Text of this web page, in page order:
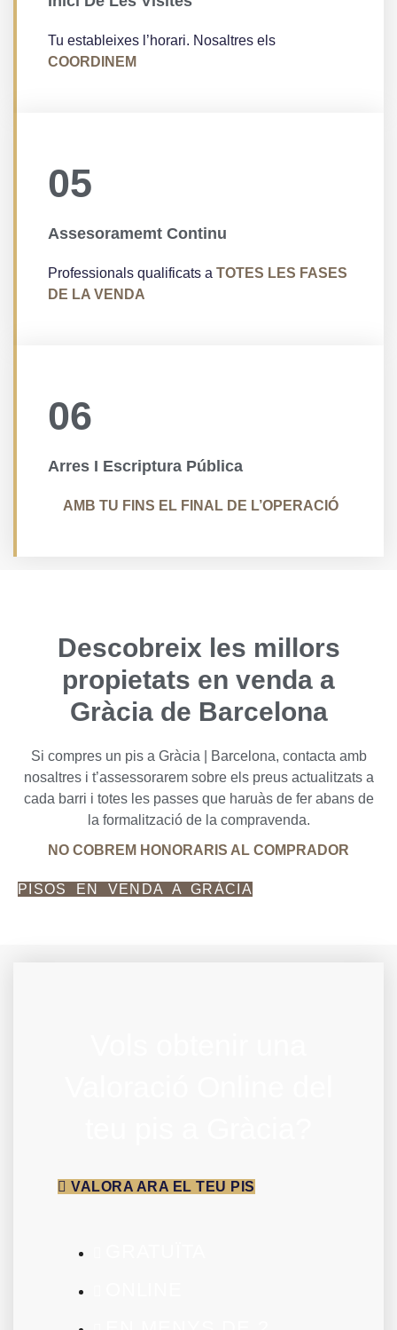
Tu estableixes l’horari. Nosaltres els
COORDINEM
05
Assesoramemt Continu
Professionals qualificats a TOTES LES FASES
DE LA VENDA
06
Arres I Escriptura Pública
AMB TU FINS EL FINAL DE L’OPERACIÓ
Descobreix les millors
propietats en venda a
Gràcia de Barcelona
Si compres un pis a Gràcia | Barcelona, contacta amb
nosaltres i t’assessorarem sobre els preus actualitzats a
cada barri i totes les passes que haruàs de fer abans de
la formalització de la compravenda.
NO COBREM HONORARIS AL COMPRADOR
PISOS EN VENDA A GRÀCIA
VALORA ARA EL TEU PIS